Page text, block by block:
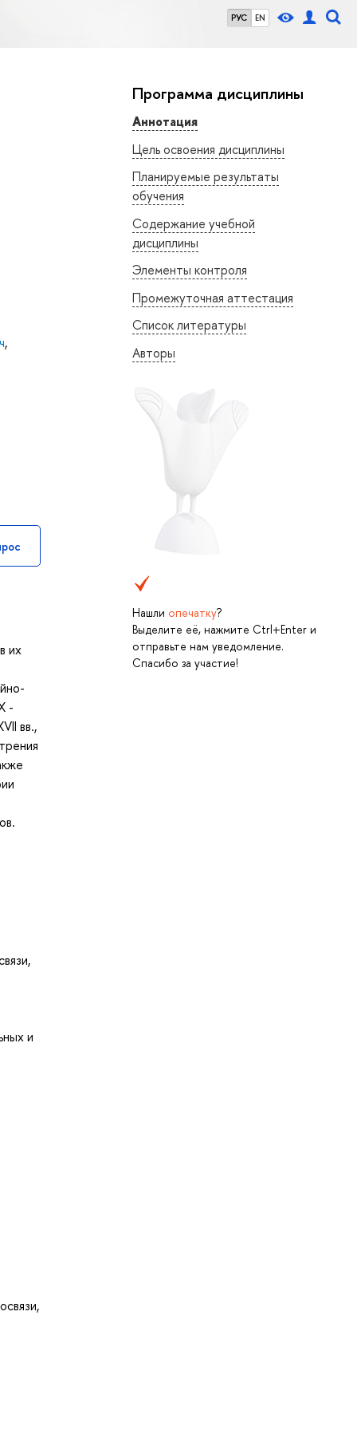
РУС EN
Программа дисциплины
Аннотация
Цель освоения дисциплины
Планируемые результаты
обучения
Содержание учебной
дисциплины
Элементы контроля
Промежуточная аттестация
Список литературы
Авторы
Нашли опечатку?
Выделите её, нажмите Ctrl+Enter и
отправьте нам уведомление.
Спасибо за участие!
,
их
-
вв.,
и